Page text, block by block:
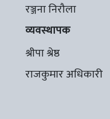
रञ्जना निरौला
व्यवस्थापक
श्रीपा श्रेष्ठ
राजकुमार अधिकारी